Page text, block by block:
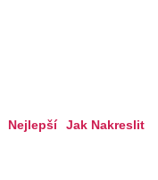
Nejlepší Jak Nakreslit